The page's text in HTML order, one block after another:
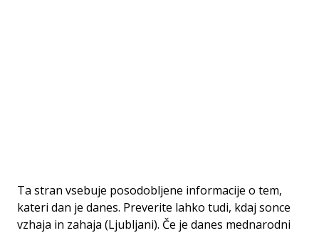
Ta stran vsebuje posodobljene informacije o tem,
kateri dan je danes. Preverite lahko tudi, kdaj sonce
vzhaja in zahaja (Ljubljani). Če je danes mednarodni